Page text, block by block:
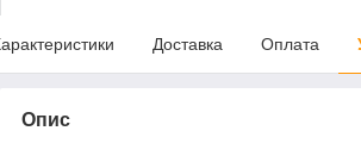
Доставка Оплата
Опис